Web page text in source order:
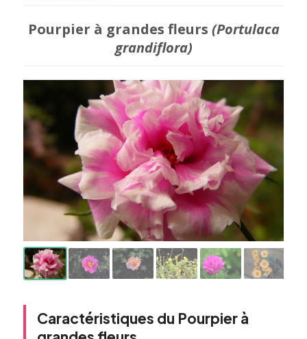
Pourpier à grandes fleurs (Portulaca
grandiflora)
Caractéristiques du Pourpier à